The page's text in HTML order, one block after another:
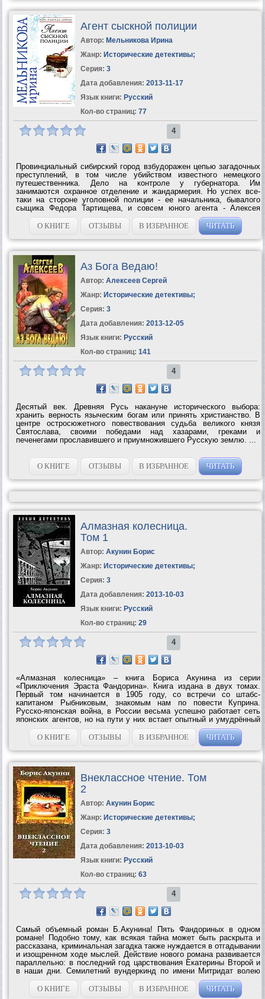
Агент сыскной полиции
Автор: Мельникова Ирина
Жанр: Исторические детективы;
Серия: 3
Дата добавления: 2013-11-17
Язык книги: Русский
Кол-во страниц: 77
4
Провинциальный сибирский город взбудоражен цепью загадочных
преступлений, в том числе убийством известного немецкого
путешественника. Дело на контроле у губернатора. Им
занимаются охранное отделение и жандармерия. Но успех все-
таки на стороне уголовной полиции - ее начальника, бывалого
сыщика Федора Тартищева, и совсем юного агента - Алексея
Полякова. Работают они слаженно, азартно, лихо, часто рискуя
жизнью. Они не оставляют...
О КНИГЕ ОТЗЫВЫ В ИЗБРАННОЕ ЧИТАТЬ
Аз Бога Ведаю!
Автор: Алексеев Сергей
Жанр: Исторические детективы;
Серия: 3
Дата добавления: 2013-12-05
Язык книги: Русский
Кол-во страниц: 141
4
Десятый век. Древняя Русь накануне исторического выбора:
хранить верность языческим богам или принять христианство. В
центре остросюжетного повествования судьба великого князя
Святослава, своими победами над хазарами, греками и
печенегами прославившего и приумножившего Русскую землю. ...
О КНИГЕ ОТЗЫВЫ В ИЗБРАННОЕ ЧИТАТЬ
Алмазная колесница.
Том 1
Автор: Акунин Борис
Жанр: Исторические детективы;
Серия: 3
Дата добавления: 2013-10-03
Язык книги: Русский
Кол-во страниц: 29
4
«Алмазная колесница» – книга Бориса Акунина из серии
«Приключения Эраста Фандорина». Книга издана в двух томах.
Первый том начинается в 1905 году, со встречи со штабс-
капитаном Рыбниковым, знакомым нам по повести Куприна.
Русско-японская война, в России весьма успешно работает сеть
японских агентов, но на пути у них встает опытный и умудрённый
годами Эраст Петрович...
О КНИГЕ
ОТЗЫВЫ В ИЗБРАННОЕ ЧИТАТЬ
Внеклассное чтение. Том
2
Автор: Акунин Борис
Жанр: Исторические детективы;
Серия: 3
Дата добавления: 2013-10-03
Язык книги: Русский
Кол-во страниц: 63
4
Самый объемный роман Б.Акунина! Пять Фандориных в одном
романе! Подобно тому, как всякая тайна может быть раскрыта и
рассказана, криминальная загадка также нуждается в отгадывании
и изощренном ходе мыслей. Действие нового романа развивается
параллельно: в последний год царствования Екатерины Второй и
в наши дни. Семилетний вундеркинд по имени Митридат волею
случая становится свидетелем заговора против сластолюбивой...
О КНИГЕ
ОТЗЫВЫ В ИЗБРАННОЕ ЧИТАТЬ